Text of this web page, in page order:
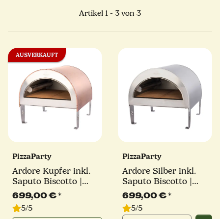
Artikel 1 - 3 von 3
AUSVERKAUFT
PizzaParty
Ardore Kupfer inkl.
Saputo Biscotto |
550°
699,00 €*
5/5
PizzaParty
Ardore Silber inkl.
Saputo Biscotto |
550°
699,00 €*
5/5